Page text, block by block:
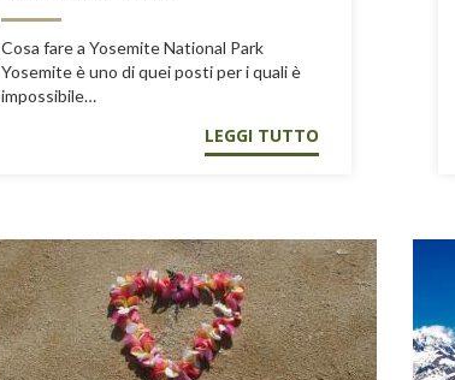
Cosa fare a Yosemite National Park
Yosemite è uno di quei posti per i quali è
impossibile…
LEGGI TUTTO